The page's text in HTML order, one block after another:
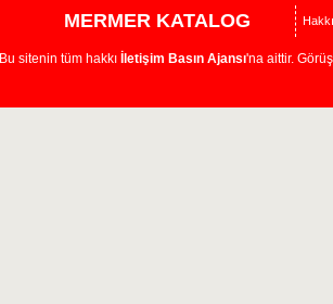
MERMER KATALOG
Bu sitenin tüm hakkı İletişim Basın Ajansı'na aittir.